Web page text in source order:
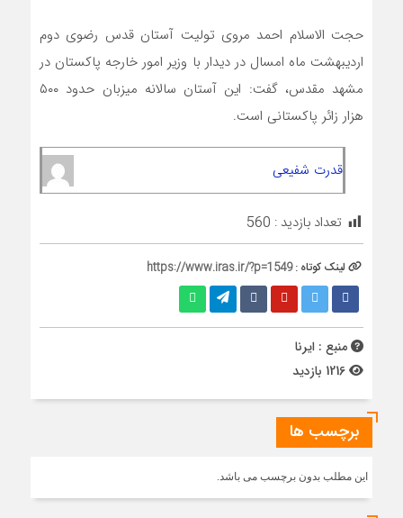
حجت الاسلام احمد مروی تولیت آستان قدس رضوی دوم
اردیبهشت ماه امسال در دیدار با وزیر امور خارجه پاکستان در
مشهد مقدس، گفت: این آستان سالانه میزبان حدود ۵۰۰
هزار زائر پاکستانی است.
قدرت شفیعی
تعداد بازدید : 560
لینک کوتاه :https://www.iras.ir/?p=1549
منبع : ایرنا
برچسب ها
این مطلب بدون برچسب می باشد.